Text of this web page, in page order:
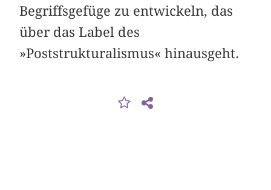
Begriffsgefüge zu entwickeln, das
über das Label des
»Poststrukturalismus« hinausgeht.